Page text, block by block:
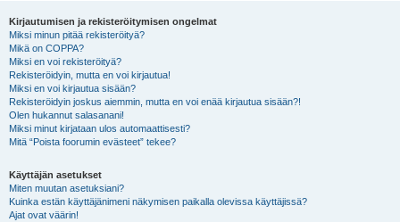
Kirjautumisen ja rekisteröitymisen ongelmat
Miksi minun pitää rekisteröityä?
Mikä on COPPA?
Miksi en voi rekisteröityä?
Rekisteröidyin, mutta en voi kirjautua!
Miksi en voi kirjautua sisään?
Rekisteröidyin joskus aiemmin, mutta en voi enää kirjautua sisään?!
Olen hukannut salasanani!
Miksi minut kirjataan ulos automaattisesti?
Mitä “Poista foorumin evästeet” tekee?
Käyttäjän asetukset
Miten muutan asetuksiani?
Kuinka estän käyttäjänimeni näkymisen paikalla olevissa käyttäjissä?
Ajat ovat väärin!